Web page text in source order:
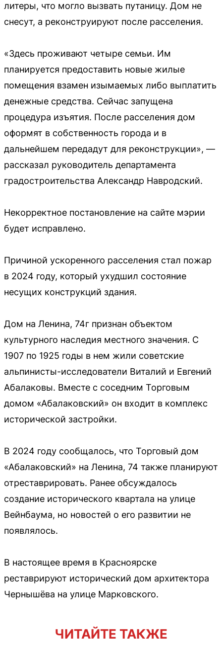
литеры, что могло вызвать путаницу. Дом не
снесут, а реконструируют после расселения.
«Здесь проживают четыре семьи. Им
планируется предоставить новые жилые
помещения взамен изымаемых либо выплатить
денежные средства. Сейчас запущена
процедура изъятия. После расселения дом
оформят в собственность города и в
дальнейшем передадут для реконструкции», —
рассказал руководитель департамента
градостроительства Александр Навродский.
Некорректное постановление на сайте мэрии
будет исправлено.
Причиной ускоренного расселения стал пожар
в 2024 году, который ухудшил состояние
несущих конструкций здания.
Дом на Ленина, 74г признан объектом
культурного наследия местного значения. С
1907 по 1925 годы в нем жили советские
альпинисты-исследователи Виталий и Евгений
Абалаковы. Вместе с соседним Торговым
домом «Абалаковский» он входит в комплекс
исторической застройки.
В 2024 году сообщалось, что Торговый дом
«Абалаковский» на Ленина, 74 также планируют
отреставрировать. Ранее обсуждалось
создание исторического квартала на улице
Вейнбаума, но новостей о его развитии не
появлялось.
В настоящее время в Красноярске
реставрируют исторический дом архитектора
Чернышёва на улице Марковского.
ЧИТАЙТЕ ТАКЖЕ